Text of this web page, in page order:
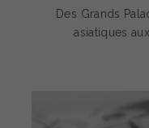
Des Grands
asiatiques